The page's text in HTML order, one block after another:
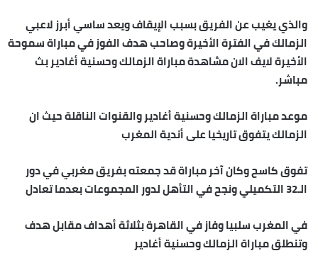
والذي يغيب عن الفريق بسبب الإيقاف ويعد ساسي أبرز لاعبي
الزمالك في الفترة الأخيرة وصاحب هدف الفوز في مباراة سموحة
الأخيرة لايف الان مشاهدة مباراة الزمالك وحسنية أغادير بث
مباشر.
موعد مباراة الزمالك وحسنية أغادير والقنوات الناقلة حيث ان
الزمالك يتفوق تاريخيا على أندية المغرب
تفوق كاسح وكان آخر مباراة قد جمعته بفريق مغربي في دور
الـ32 التكميلي ونجح في التأهل لدور المجموعات بعدما تعادل
في المغرب سلبيا وفاز في القاهرة بثلاثة أهداف مقابل هدف
وتنطلق مباراة الزمالك وحسنية أغادير